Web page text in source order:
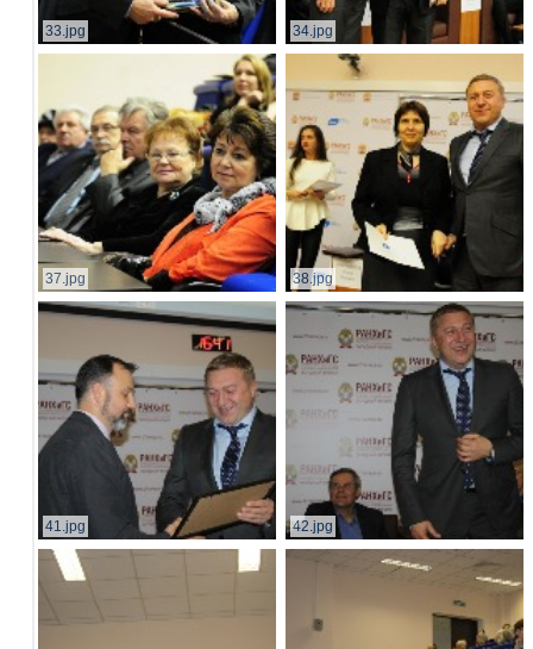
33.jpg 34.jpg
37.jpg 38.jpg
41.jpg 42.jpg